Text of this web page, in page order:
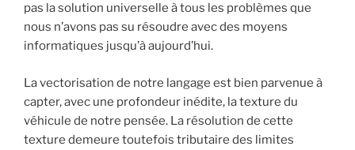
pas la solution universelle à tous les problèmes que
nous n’avons pas su résoudre avec des moyens
informatiques jusqu’à aujourd’hui.
La vectorisation de notre langage est bien parvenue à
capter, avec une profondeur inédite, la texture du
véhicule de notre pensée. La résolution de cette
texture demeure toutefois tributaire des limites